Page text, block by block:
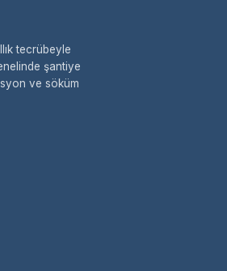
tecrübeyle
şantiye
ve söküm